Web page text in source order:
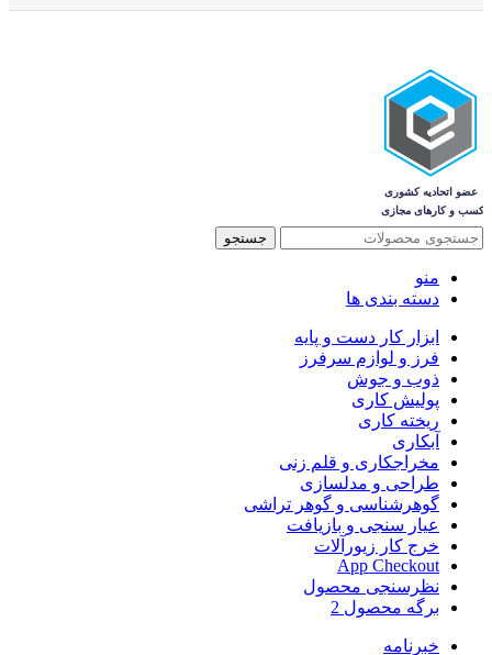
جستجو
منو
دسته بندی ها
ابزار کار دست و پایه
فرز و لوازم سرفرز
ذوب و جوش
پولیش کاری
ریخته کاری
آبکاری
مخراجکاری و قلم زنی
طراحی و مدلسازی
گوهرشناسی و گوهر تراشی
عیار سنجی و بازیافت
خرج کار زیورآلات
App Checkout
نظرسنجی محصول
برگه محصول 2
خبرنامه